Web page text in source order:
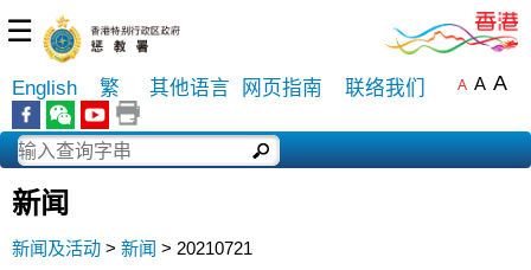
☰
English 繁 其他语言 网页指南 联络我们 A A A
新闻
新闻及活动 > 新闻 > 20210721